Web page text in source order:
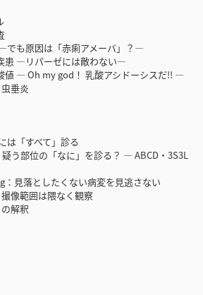
も原因は「赤痢アメーバ」？―
患 ―リパーゼには敵わない―
値 ― Oh my god！ 乳酸アシドーシスだ!! ―
垂炎
は「すべて」診る
う部位の「なに」を診る？ ― ABCD・3S3L
見落としたくない病変を見逃さない
像範囲は隈なく観察
解釈